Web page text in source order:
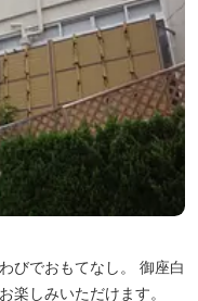
びでおもてなし。 御座白
楽しみいただけます。